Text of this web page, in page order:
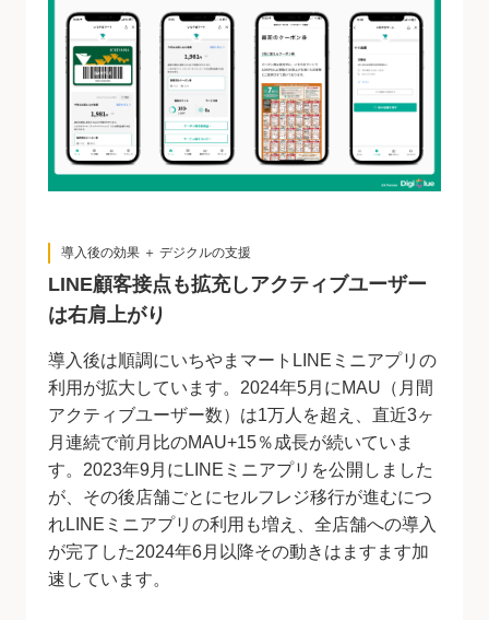
導入後の効果 ＋ デジクルの支援
LINE顧客接点も拡充しアクティブユーザー
は右肩上がり
導入後は順調にいちやまマートLINEミニアプリの
利用が拡大しています。2024年5月にMAU（月間
アクティブユーザー数）は1万人を超え、直近3ヶ
月連続で前月比のMAU+15％成長が続いていま
す。2023年9月にLINEミニアプリを公開しました
が、その後店舗ごとにセルフレジ移行が進むにつ
れLINEミニアプリの利用も増え、全店舗への導入
が完了した2024年6月以降その動きはますます加
速しています。